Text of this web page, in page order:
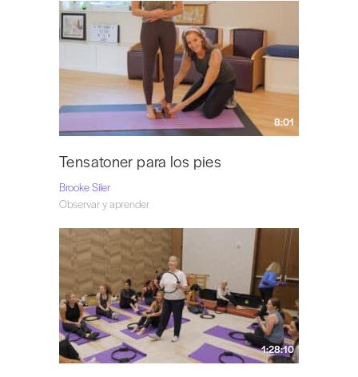
8:01
Tensatoner para los pies
Brooke Siler
Observar y aprender
1:28:10